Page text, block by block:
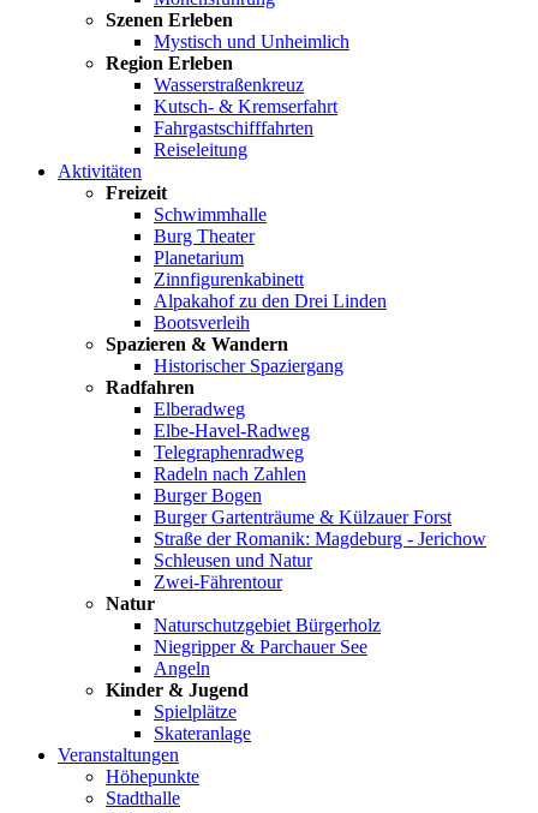
Szenen Erleben
Mystisch und Unheimlich
Region Erleben
Wasserstraßenkreuz
Kutsch- & Kremserfahrt
Fahrgastschifffahrten
Reiseleitung
Aktivitäten
Freizeit
Schwimmhalle
Burg Theater
Planetarium
Zinnfigurenkabinett
Alpakahof zu den Drei Linden
Bootsverleih
Spazieren & Wandern
Historischer Spaziergang
Radfahren
Elberadweg
Elbe-Havel-Radweg
Telegraphenradweg
Radeln nach Zahlen
Burger Bogen
Burger Gartenträume & Külzauer Forst
Straße der Romanik: Magdeburg - Jerichow
Schleusen und Natur
Zwei-Fährentour
Natur
Naturschutzgebiet Bürgerholz
Niegripper & Parchauer See
Angeln
Kinder & Jugend
Spielplätze
Skateranlage
Veranstaltungen
Höhepunkte
Stadthalle